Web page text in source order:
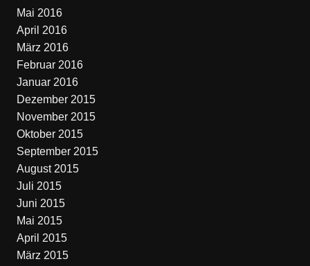
Mai 2016
April 2016
März 2016
Februar 2016
Januar 2016
Dezember 2015
November 2015
Oktober 2015
September 2015
August 2015
Juli 2015
Juni 2015
Mai 2015
April 2015
März 2015